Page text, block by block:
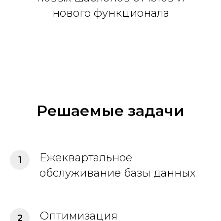
нового функционала
Решаемые задачи
Ежеквартальное
обслуживание базы данных
Оптимизация